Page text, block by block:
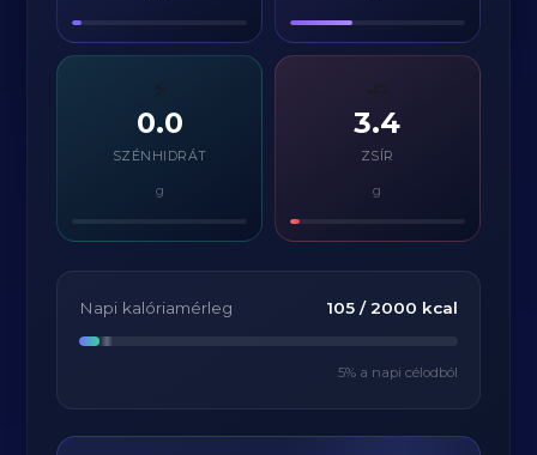
⚡
0.0
SZÉNHIDRÁT
g
3.4
ZSÍR
g
Napi kalóriamérleg 105/ 2000 kcal
5% a napi célodból